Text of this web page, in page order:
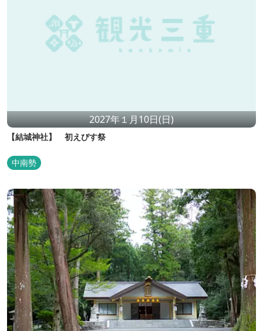
2027年１月10日(日)
【結城神社】 初えびす祭
中南勢